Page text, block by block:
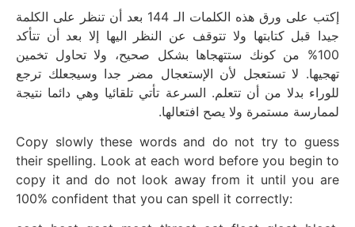
إكتب على ورق هذه الكلمات الـ 144 بعد أن تنظر على الكلمة
جيدا قبل كتابتها ولا تتوقف عن النظر اليها إلا بعد أن تتأكد
100% من كونك ستتهجاها بشكل صحيح، ولا تحاول تخمين
تهجيها. لا تستعجل لأن الإستعجال مضر جدا وسيجعلك ترجع
للوراء بدلا من أن تتعلم. السرعة تأتي تلقائيا وهي دائما نتيجة
لممارسة مستمرة ولا يصح افتعالها.
Copy slowly these words and do not try to guess
their spelling. Look at each word before you begin to
copy it and do not look away from it until you are
100% confident that you can spell it correctly: